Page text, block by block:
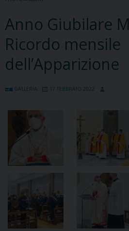
Anno Giubilare
Ricordo mensile
dell’Apparizione
GALLERIA 17 FEBBRAIO 2022